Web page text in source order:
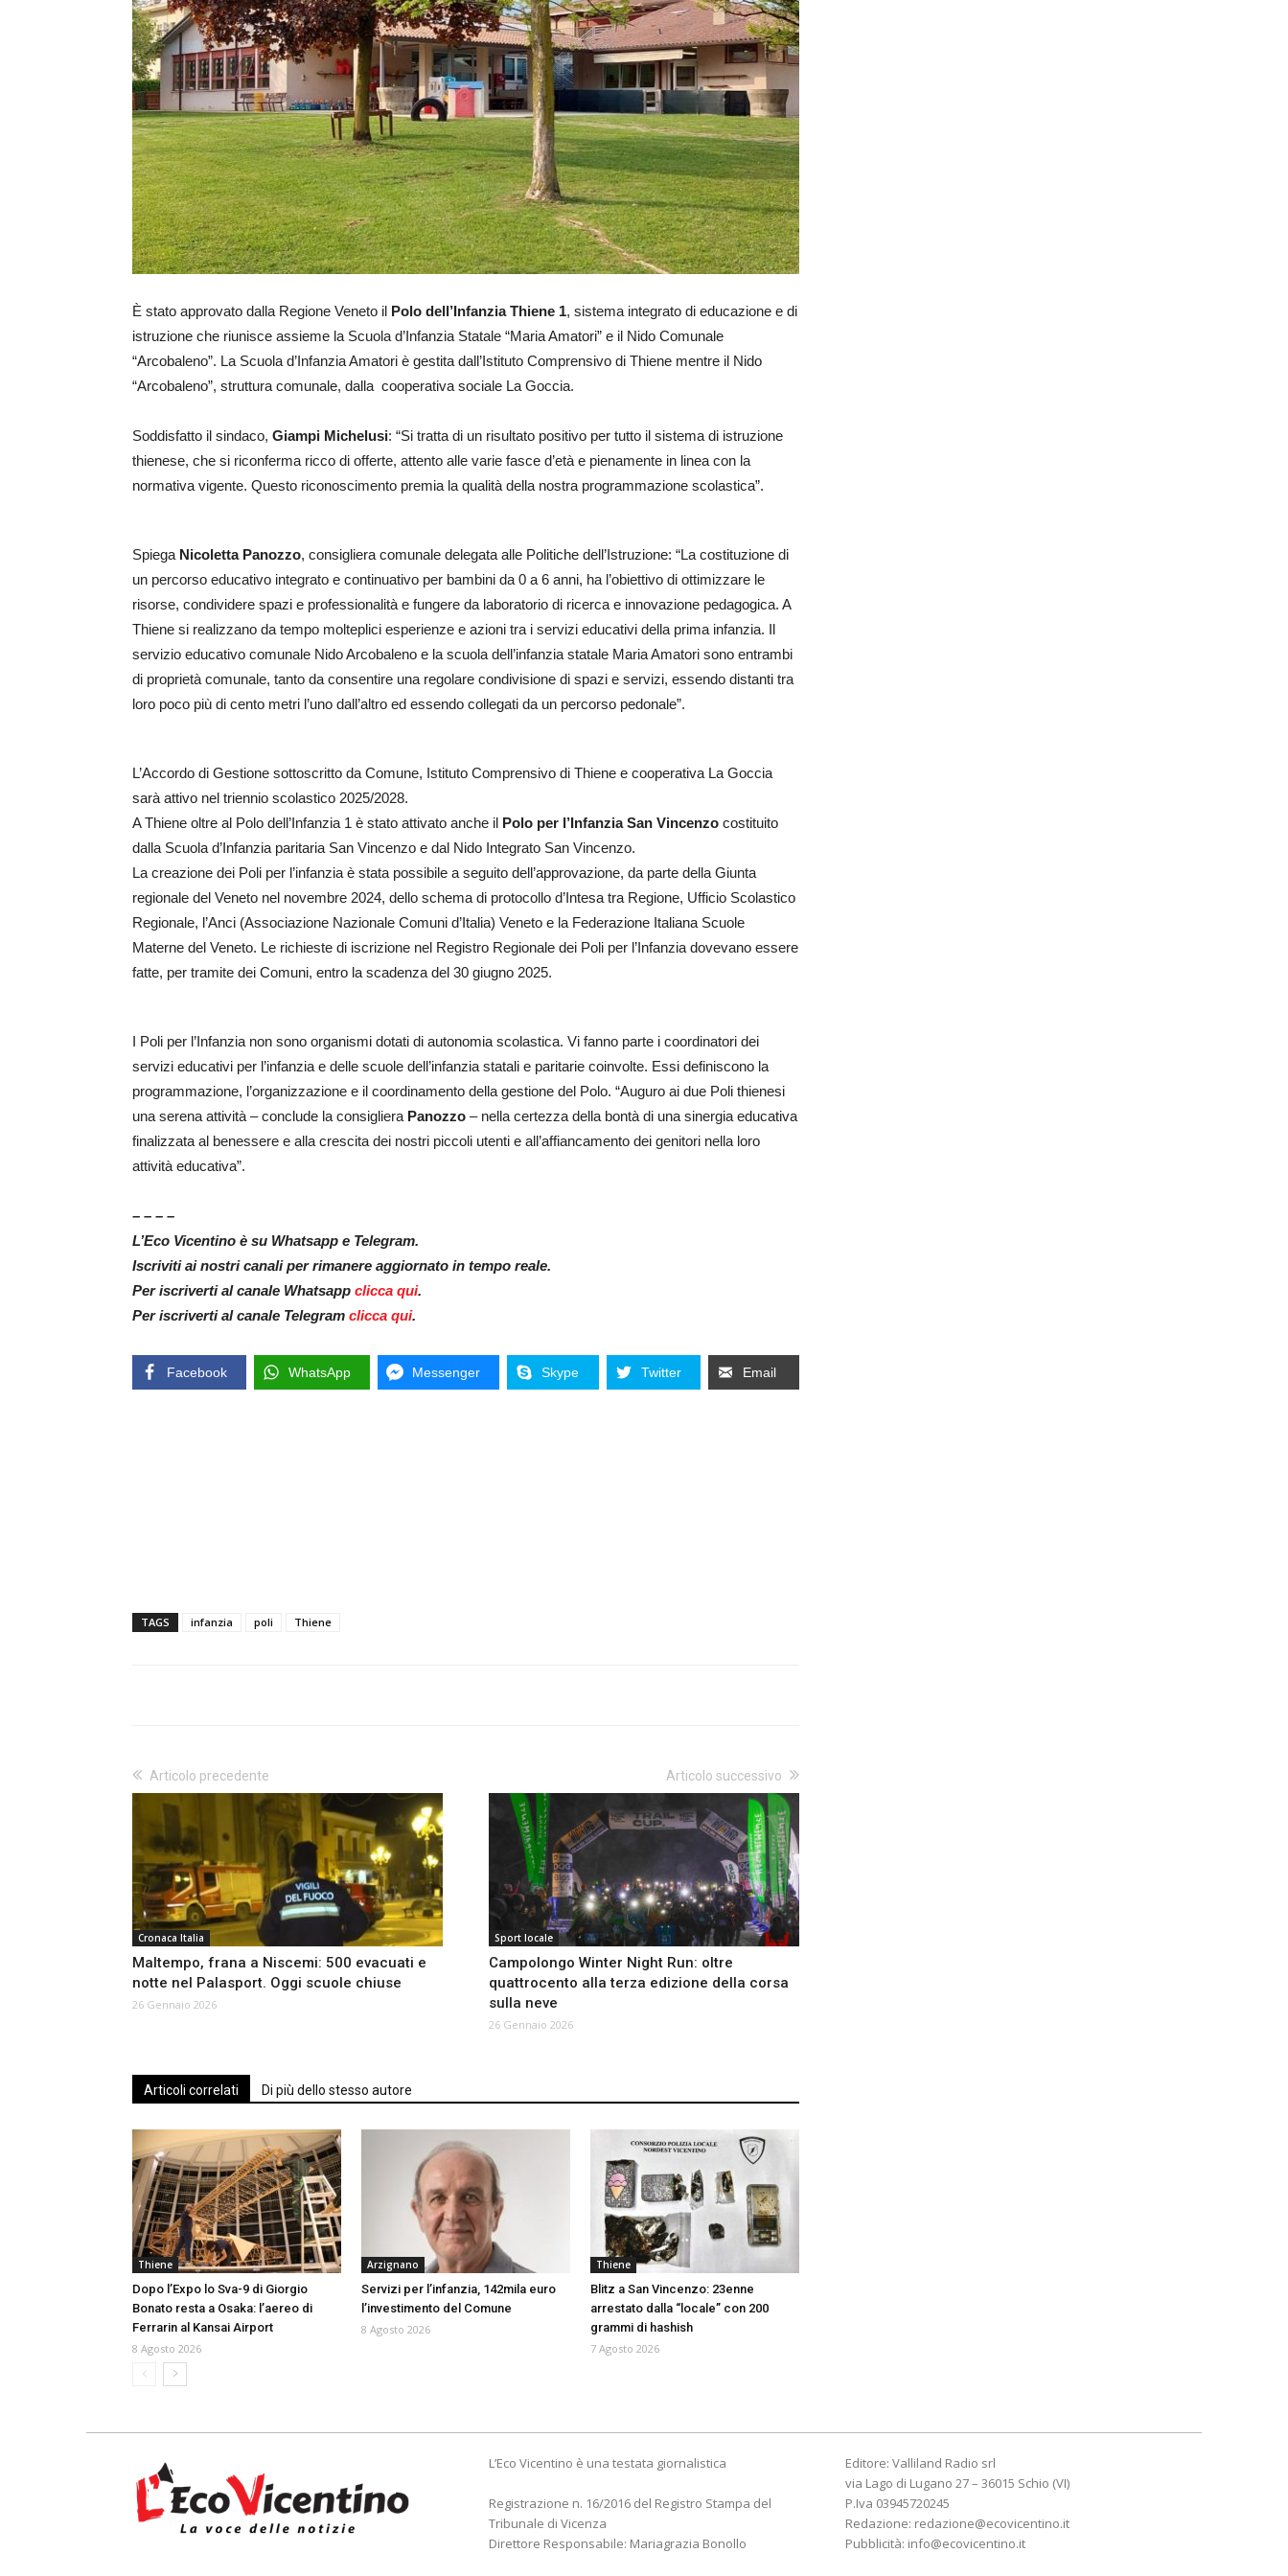
È stato approvato dalla Regione Veneto il Polo dell’Infanzia Thiene 1, sistema integrato di educazione e di
istruzione che riunisce assieme la Scuola d’Infanzia Statale “Maria Amatori” e il Nido Comunale
“Arcobaleno”. La Scuola d’Infanzia Amatori è gestita dall’Istituto Comprensivo di Thiene mentre il Nido
“Arcobaleno”, struttura comunale, dalla cooperativa sociale La Goccia.
Soddisfatto il sindaco, Giampi Michelusi: “Si tratta di un risultato positivo per tutto il sistema di istruzione
thienese, che si riconferma ricco di offerte, attento alle varie fasce d’età e pienamente in linea con la
normativa vigente. Questo riconoscimento premia la qualità della nostra programmazione scolastica”.
Spiega Nicoletta Panozzo, consigliera comunale delegata alle Politiche dell’Istruzione: “La costituzione di
un percorso educativo integrato e continuativo per bambini da 0 a 6 anni, ha l’obiettivo di ottimizzare le
risorse, condividere spazi e professionalità e fungere da laboratorio di ricerca e innovazione pedagogica. A
Thiene si realizzano da tempo molteplici esperienze e azioni tra i servizi educativi della prima infanzia. Il
servizio educativo comunale Nido Arcobaleno e la scuola dell’infanzia statale Maria Amatori sono entrambi
di proprietà comunale, tanto da consentire una regolare condivisione di spazi e servizi, essendo distanti tra
loro poco più di cento metri l’uno dall’altro ed essendo collegati da un percorso pedonale”.
L’Accordo di Gestione sottoscritto da Comune, Istituto Comprensivo di Thiene e cooperativa La Goccia
sarà attivo nel triennio scolastico 2025/2028.
A Thiene oltre al Polo dell’Infanzia 1 è stato attivato anche il Polo per l’Infanzia San Vincenzo costituito
dalla Scuola d’Infanzia paritaria San Vincenzo e dal Nido Integrato San Vincenzo.
La creazione dei Poli per l’infanzia è stata possibile a seguito dell’approvazione, da parte della Giunta
regionale del Veneto nel novembre 2024, dello schema di protocollo d’Intesa tra Regione, Ufficio Scolastico
Regionale, l’Anci (Associazione Nazionale Comuni d’Italia) Veneto e la Federazione Italiana Scuole
Materne del Veneto. Le richieste di iscrizione nel Registro Regionale dei Poli per l’Infanzia dovevano essere
fatte, per tramite dei Comuni, entro la scadenza del 30 giugno 2025.
I Poli per l’Infanzia non sono organismi dotati di autonomia scolastica. Vi fanno parte i coordinatori dei
servizi educativi per l’infanzia e delle scuole dell’infanzia statali e paritarie coinvolte. Essi definiscono la
programmazione, l’organizzazione e il coordinamento della gestione del Polo. “Auguro ai due Poli thienesi
una serena attività – conclude la consigliera Panozzo – nella certezza della bontà di una sinergia educativa
finalizzata al benessere e alla crescita dei nostri piccoli utenti e all’affiancamento dei genitori nella loro
attività educativa”.
– – – –
L’Eco Vicentino è su Whatsapp e Telegram.
Iscriviti ai nostri canali per rimanere aggiornato in tempo reale.
Per iscriverti al canale Whatsapp clicca qui.
Per iscriverti al canale Telegram clicca qui.
Facebook WhatsApp Messenger Skype Twitter Email
TAGS infanzia poli Thiene
Articolo precedente
Cronaca Italia
Maltempo, frana a Niscemi: 500 evacuati e
notte nel Palasport. Oggi scuole chiuse
26 Gennaio 2026
Articolo successivo
Sport locale
Campolongo Winter Night Run: oltre
quattrocento alla terza edizione della corsa
sulla neve
26 Gennaio 2026
Articoli correlati Di più dello stesso autore
Thiene
Dopo l’Expo lo Sva-9 di Giorgio
Bonato resta a Osaka: l’aereo di
Ferrarin al Kansai Airport
8 Agosto 2026
Arzignano
Servizi per l’infanzia, 142mila euro
l’investimento del Comune
8 Agosto 2026
Thiene
Blitz a San Vincenzo: 23enne
arrestato dalla “locale” con 200
grammi di hashish
7 Agosto 2026
L’Eco Vicentino è una testata giornalistica
Registrazione n. 16/2016 del Registro Stampa del
Tribunale di Vicenza
Direttore Responsabile: Mariagrazia Bonollo
Editore: Valliland Radio srl
via Lago di Lugano 27 – 36015 Schio (VI)
P.Iva 03945720245
Redazione: redazione@ecovicentino.it
Pubblicità: info@ecovicentino.it